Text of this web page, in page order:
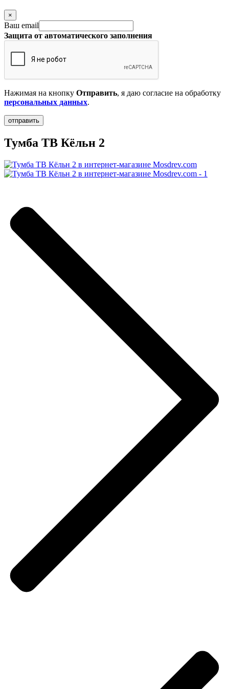
×
Ваш email
Защита от автоматического заполнения
Нажимая на кнопку Отправить, я даю согласие на обработку
персональных данных.
Тумба ТВ Кёльн 2